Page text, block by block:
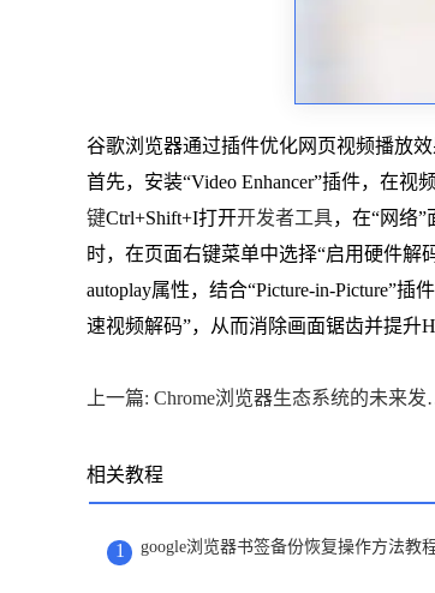
谷歌浏览器通过插件优化网页视频播放效
首先，安装“Video Enhancer”插件，在
键Ctrl+Shift+I打开开发者工具，在“网络”
时，在页面右键菜单中选择“启用硬件解
autoplay属性，结合“Picture-in-Picture”
速视频解码”，从而消除画面锯齿并提升
上一篇:
相关教程
1 google浏览器书签备份恢复操作方法教